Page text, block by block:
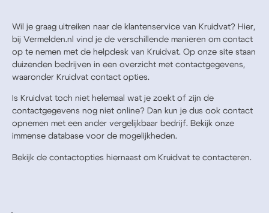
Wil je graag uitreiken naar de klantenservice van Kruidvat? Hier,
bij Vermelden.nl vind je de verschillende manieren om contact
op te nemen met de helpdesk van Kruidvat. Op onze site staan
duizenden bedrijven in een overzicht met contactgegevens,
waaronder Kruidvat contact opties.
Is Kruidvat toch niet helemaal wat je zoekt of zijn de
contactgegevens nog niet online? Dan kun je dus ook contact
opnemen met een ander vergelijkbaar bedrijf. Bekijk onze
immense database voor de mogelijkheden.
Bekijk de contactopties hiernaast om Kruidvat te contacteren.